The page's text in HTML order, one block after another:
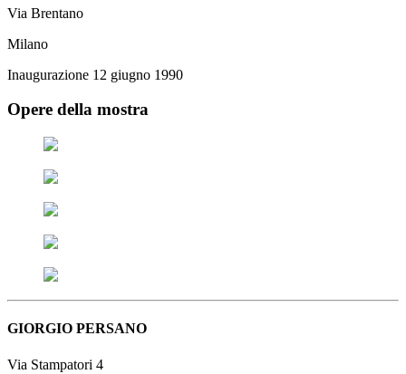
Via Brentano
Milano
Inaugurazione 12 giugno 1990
Opere della mostra
GIORGIO PERSANO
Via Stampatori 4